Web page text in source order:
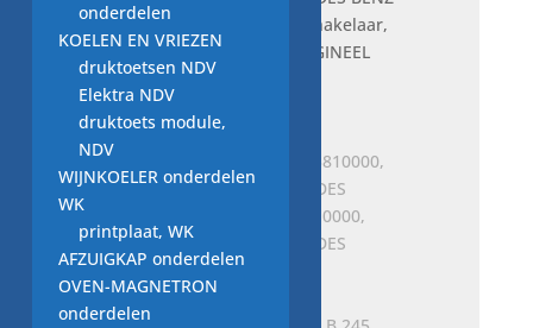
Je bekijkt nu:
Remlichtschakelaar,
A0015456709, Nieuw ORIGINEEL
MERCEDES BENZ
€40,00
RADSCHLUESSEL, A0005810000,
Nieuw ORIGINEEL MERCEDES
€28,50
onderdelen
KOELEN EN VRIEZEN
druktoetsen NDV
Elektra NDV
druktoets module,
NDV
WIJNKOELER onderdelen
WK
printplaat, WK
AFZUIGKAP onderdelen
OVEN-MAGNETRON
onderdelen